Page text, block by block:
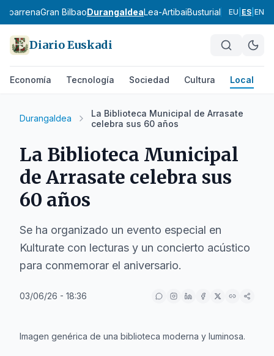
Gran BilbaoDurangaldeaLea-ArtibaiBusturialdeaUribe
EU ES EN
Diario Euskadi
Economía Tecnología Sociedad Cultura Local
Durangaldea
La Biblioteca Municipal de Arrasate
celebra sus 60 años
La Biblioteca Municipal
de Arrasate celebra sus
60 años
Se ha organizado un evento especial en
Kulturate con lecturas y un concierto acústico
para conmemorar el aniversario.
03/06/26 - 18:36
Imagen genérica de una biblioteca moderna y luminosa.